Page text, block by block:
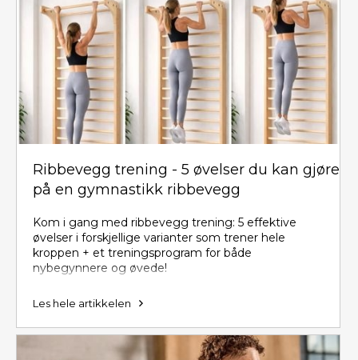
Ribbevegg trening - 5 øvelser du kan gjøre
på en gymnastikk ribbevegg
Kom i gang med ribbevegg trening: 5 effektive
øvelser i forskjellige varianter som trener hele
kroppen + et treningsprogram for både
nybegynnere og øvede!
Les hele artikkelen